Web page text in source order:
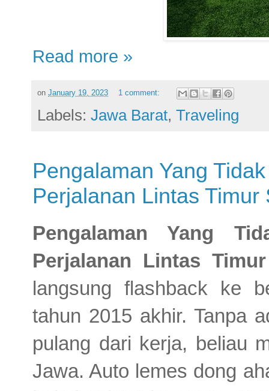
Read more »
on January 19, 2023 1 comment:
Labels: Jawa Barat, Traveling
Pengalaman Yang
Perjalanan Lintas Timur
Pengalaman Yang
Perjalanan Lintas
langsung flashback ke
tahun 2015 akhir. Tanpa
pulang dari kerja, beliau
Jawa. Auto lemes dong